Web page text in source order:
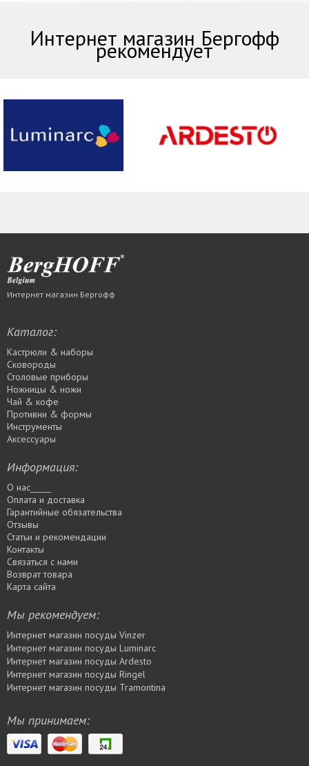
Интернет магазин Бергофф
рекомендует
Интернет магазин Бергофф
Каталог:
Кастрюли & наборы
Сковороды
Столовые приборы
Ножницы & ножи
Чай & кофе
Противни & формы
Инструменты
Аксессуары
Информация:
О нас_____
Оплата и доставка
Гарантийные обязательства
Отзывы
Статьи и рекомендации
Контакты
Связаться с нами
Возврат товара
Карта сайта
Мы рекомендуем:
Интернет магазин посуды Vinzer
Интернет магазин посуды Luminarc
Интернет магазин посуды Ardesto
Интернет магазин посуды Rіngel
Интернет магазин посуды Tramontina
Мы принимаем: